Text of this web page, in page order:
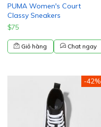
PUMA Women's Court
Classy Sneakers
$75
Giỏ hàng Chat ngay
-42%